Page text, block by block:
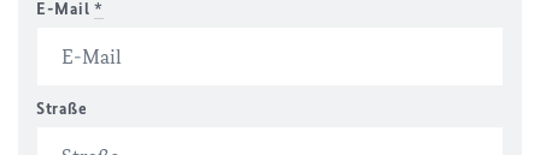
E-Mail *
Straße